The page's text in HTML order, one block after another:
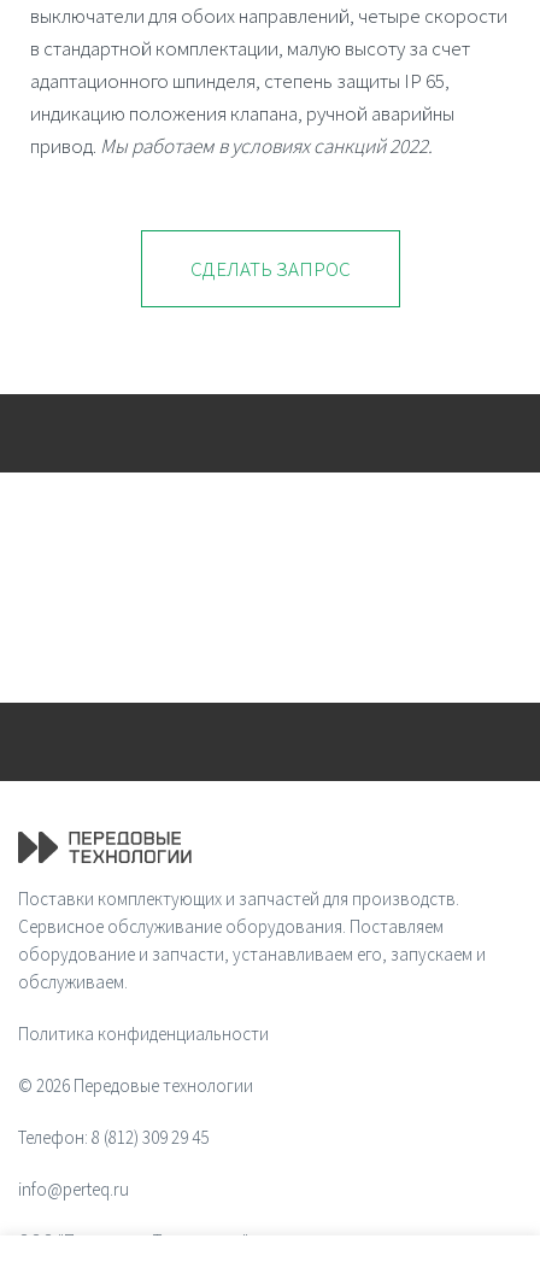
выключатели для обоих направлений, четыре скорости
в стандартной комплектации, малую высоту за счет
адаптационного шпинделя, степень защиты IP 65,
индикацию положения клапана, ручной аварийны
привод. Мы работаем в условиях санкций 2022.
СДЕЛАТЬ ЗАПРОС
Поставки комплектующих и запчастей для производств.
Сервисное обслуживание оборудования. Поставляем
оборудование и запчасти, устанавливаем его, запускаем и
обслуживаем.
Политика конфиденциальности
© 2026 Передовые технологии
Телефон: 8 (812) 309 29 45
info@perteq.ru
ООО "Передовые Технологии"